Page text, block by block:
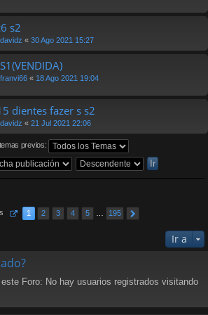
s2
davidz « 30 Ago 2021 15:27
franvi66 « 18 Ago 2021 19:04
dientes fazer s s2
davidz « 21 Jul 2021 22:06
previos:
1 2 3 4 5 195
Ir a
Foro: No hay usuarios registrados visitando